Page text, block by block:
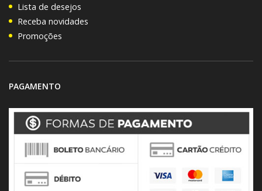
Lista de desejos
Receba novidades
Promoções
PAGAMENTO